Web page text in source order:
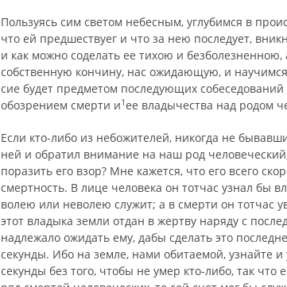
Пользуясь сим светом небесным, углубимся в
что ей предшествуег и что за нею последует,
и как можно соделать ее тихою и
собственную кончину, нас ожидающую, и
сие будет предметом последующих
обозрением смерти и1ее вла­дычества над родом
Если кто-либо из небожителей, никогда не
ней и обратил внимание на наш род
поразить его взор? Мне кажется, что его всего
смертность. В лице человека он тотчас узнал бы
волею или неволею слу­жит; а в смерти он тотчас
этот владыка земли отдан в жертву наряду с
надлежало ожидать ему, дабы сделать это
секунды. Ибо на земле, нами обитаемой, узнайте
секунды без того, чтобы не умер кто-либо, так